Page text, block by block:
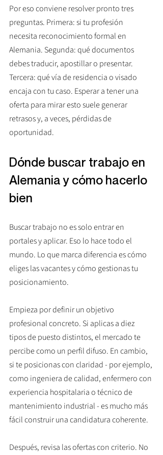
Por eso conviene resolver pronto tres
preguntas. Primera: si tu profesión
necesita reconocimiento formal en
Alemania. Segunda: qué documentos
debes traducir, apostillar o presentar.
Tercera: qué vía de residencia o visado
encaja con tu caso. Esperar a tener una
oferta para mirar esto suele generar
retrasos y, a veces, pérdidas de
oportunidad.
Dónde buscar trabajo en
Alemania y cómo hacerlo
bien
Buscar trabajo no es solo entrar en
portales y aplicar. Eso lo hace todo el
mundo. Lo que marca diferencia es cómo
eliges las vacantes y cómo gestionas tu
posicionamiento.
Empieza por definir un objetivo
profesional concreto. Si aplicas a diez
tipos de puesto distintos, el mercado te
percibe como un perfil difuso. En cambio,
si te posicionas con claridad - por ejemplo,
como ingeniera de calidad, enfermero con
experiencia hospitalaria o técnico de
mantenimiento industrial - es mucho más
fácil construir una candidatura coherente.
Después, revisa las ofertas con criterio. No